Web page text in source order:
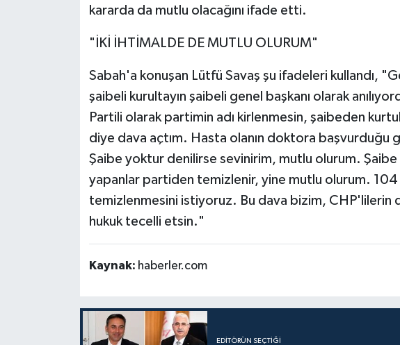
kararda da mutlu olacağını ifade etti.
"İKİ İHTİMALDE DE MUTLU OLURUM"
Sabah'a konuşan Lütfü Savaş şu ifadeleri kullandı,
şaibeli kurultayın şaibeli genel başkanı olarak
Partili olarak partimin adı kirlenmesin, şaibeden
diye dava açtım. Hasta olanın doktora başvurduğu
Şaibe yoktur denilirse sevinirim, mutlu olurum. Şaibe
yapanlar partiden temizlenir, yine mutlu olurum. 104
temizlenmesini istiyoruz. Bu dava bizim, CHP'lilerin
hukuk tecelli etsin."
Kaynak: haberler.com
EDITÖRÜN SEÇTIĞI